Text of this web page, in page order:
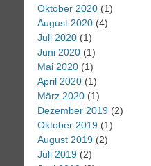
Oktober 2020 (1)
August 2020 (4)
Juli 2020 (1)
Juni 2020 (1)
Mai 2020 (1)
April 2020 (1)
März 2020 (1)
Dezember 2019 (2)
Oktober 2019 (1)
August 2019 (2)
Juli 2019 (2)